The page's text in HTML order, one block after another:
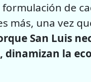
de
más, una vez
San Luis
la